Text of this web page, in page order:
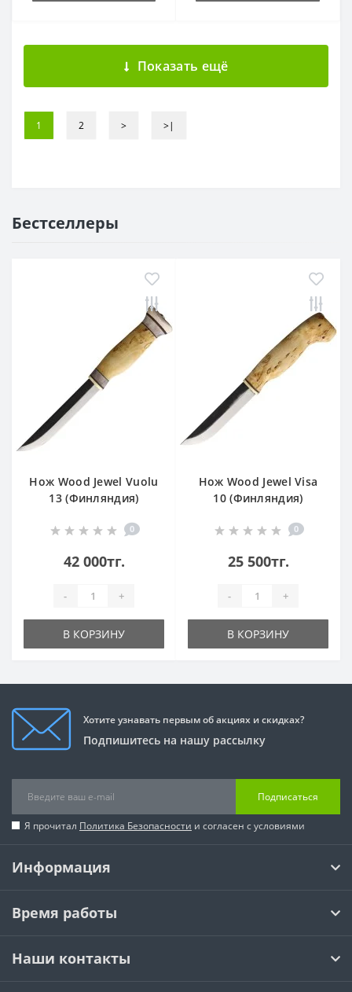
Показать ещё
1 2 > >|
Бестселлеры
Нож Wood Jewel Vuolu
13 (Финляндия)
0
42 000тг.
- +
В КОРЗИНУ
Нож Wood Jewel Visa
10 (Финляндия)
0
25 500тг.
- +
В КОРЗИНУ
Хотите узнавать первым об акциях и скидках?
Подпишитесь на нашу рассылку
Подписаться
Я прочитал Политика Безопасности и согласен с условиями
Информация
Время работы
Наши контакты